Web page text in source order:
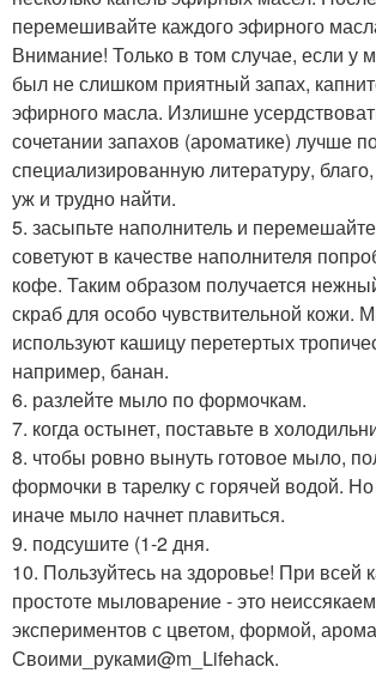
перемешивайте каждого эфирного
Внимание! Только в том случае, если у
был не слишком приятный запах,
эфирного масла. Излишне
сочетании запахов (ароматике) лучше
специализированную литературу,
уж и трудно найти.
5. засыпьте наполнитель и
советуют в качестве наполнителя
кофе. Таким образом получается
скраб для особо чувствительной кожи.
используют кашицу перетертых
например, банан.
6. разлейте мыло по формочкам.
7. когда остынет, поставьте в
8. чтобы ровно вынуть готовое мыло,
формочки в тарелку с горячей водой.
иначе мыло начнет плавиться.
9. подсушите (1-2 дня.
10. Пользуйтесь на здоровье! При всей
простоте мыловарение - это
экспериментов с цветом, формой,
Своими_руками@m_Lifehack.